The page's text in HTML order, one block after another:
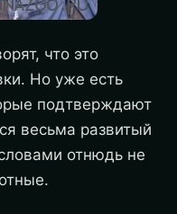
что это
Но уже есть
подтверждают
весьма развитый
отнюдь не